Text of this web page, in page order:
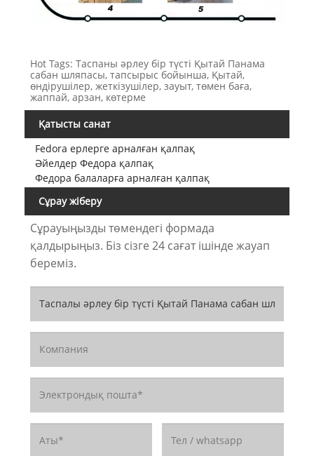
Hot Tags: Таспаны әрлеу бір түсті Қытай Панама
сабан шляпасы, тапсырыс бойынша, Қытай,
өндірушілер, жеткізушілер, зауыт, төмен баға,
жаппай, арзан, көтерме
Қатысты санат
Fedora ерлерге арналған қалпақ
Әйелдер Федора қалпақ
Федора балаларға арналған қалпақ
Сұрау жіберу
Сұрауыңызды төмендегі формада
қалдырыңыз. Біз сізге 24 сағат ішінде жауап
береміз.